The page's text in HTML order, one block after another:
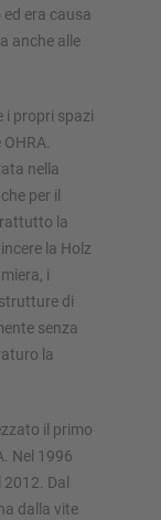
era causa
anche alle
i propri spazi
nella
per il
la
la Holz
i
di
senza
la
il primo
Nel 1996
Dal
dalla vite